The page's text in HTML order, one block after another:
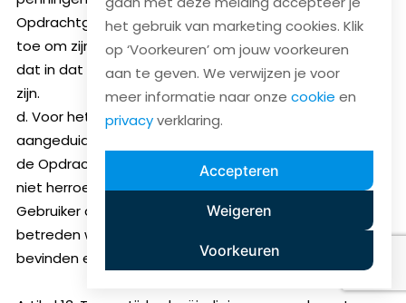
Opdrachtgever zich er jegens Gebruiker bij voorbaat
toe om zijn medewerking te verlenen aan al hetgeen
dat in dat kader nodig of wenselijk mocht (blijken) te
zijn.
d. Voor het geval Gebruiker zijn in dit artikel
aangeduide eigendomsrechten wil uitoefenen, geeft
de Opdrachtgever bij voorbaat onvoorwaardelijke en
niet herroepelijke toestemming aan Gebruiker en door
Gebruiker aan te wijzen derden om al die plaatsen te
betreden waar de eigendommen van Gebruiker zich
bevinden en deze terug te nemen.
het gebruik van marketing cookies. Klik
op ‘Voorkeuren’ om jouw voorkeuren
aan te geven. We verwijzen je voor
meer informatie naar onze cookie en
privacyverklaring.
Accepteren
Weigeren
Voorkeuren